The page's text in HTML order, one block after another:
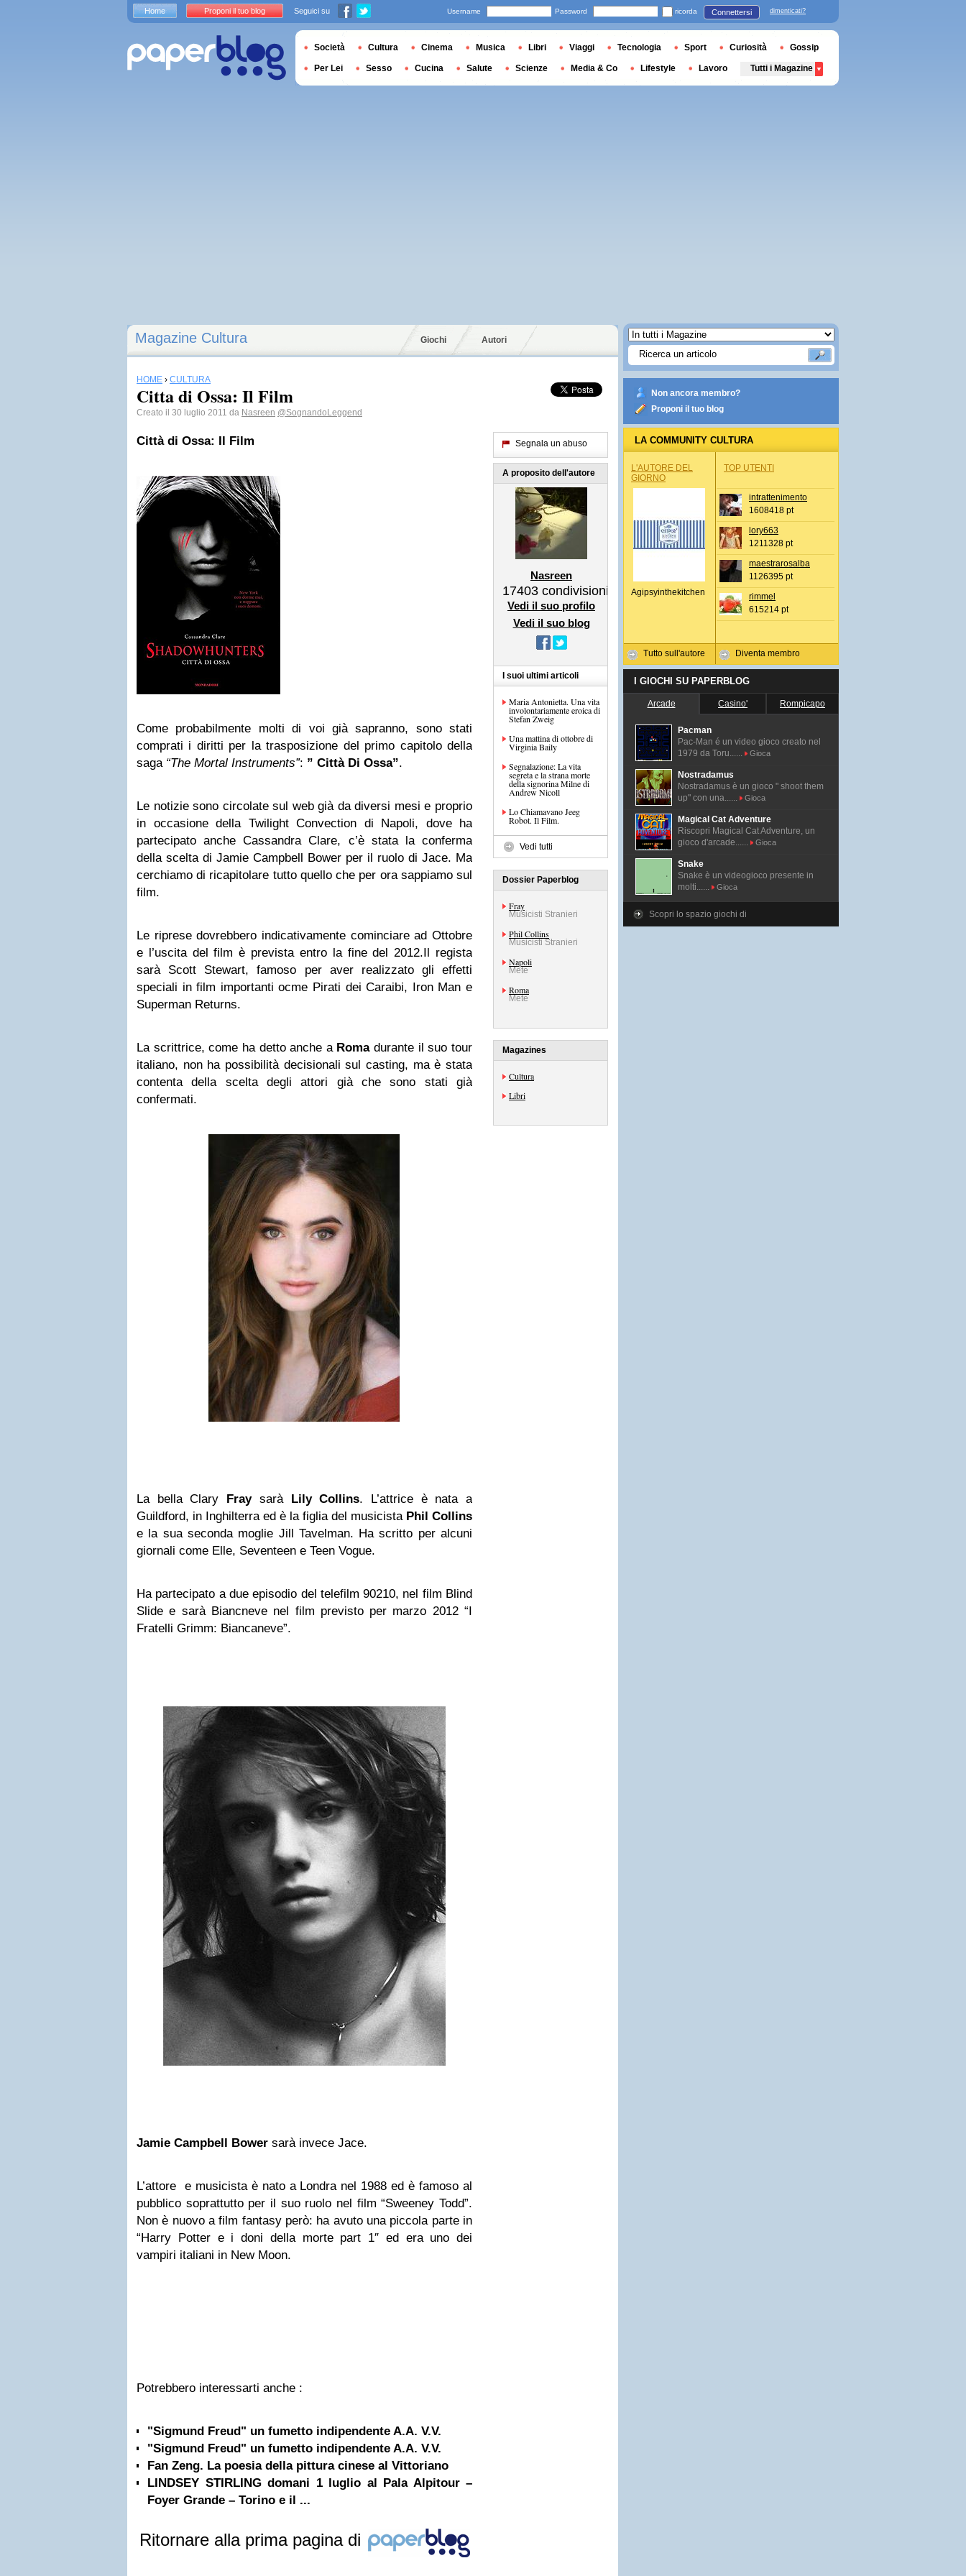
Magazine Cultura Giochi Autori
HOME › CULTURA
Citta di Ossa: Il Film
Creato il 30 luglio 2011 da Nasreen @SognandoLeggend
Città di Ossa: Il Film
Come probabilmente molti di voi già sapranno, sono stati
comprati i diritti per la trasposizione del primo capitolo della
saga “The Mortal Instruments”: ” Città Di Ossa”.
Le notizie sono circolate sul web già da diversi mesi e proprio
in occasione della Twilight Convection di Napoli, dove ha
partecipato anche Cassandra Clare, c’è stata la conferma
della scelta di Jamie Campbell Bower per il ruolo di Jace. Ma
cerchiamo di ricapitolare tutto quello che per ora sappiamo sul
film.
Le riprese dovrebbero indicativamente cominciare ad Ottobre
e l’uscita del film è prevista entro la fine del 2012.Il regista
sarà Scott Stewart, famoso per aver realizzato gli effetti
speciali in film importanti ocme Pirati dei Caraibi, Iron Man e
Superman Returns.
La scrittrice, come ha detto anche a Romadurante il suo tour
italiano, non ha possibilità decisionali sul casting, ma è stata
contenta della scelta degli attori già che sono stati già
confermati.
La bella Clary Fraysarà Lily Collins. L’attrice è nata a
Guildford, in Inghilterra ed è la figlia del musicista Phil Collins
e la sua seconda moglie Jill Tavelman. Ha scritto per alcuni
giornali come Elle, Seventeen e Teen Vogue.
Ha partecipato a due episodio del telefilm 90210, nel film Blind
Slide e sarà Biancneve nel film previsto per marzo 2012 “I
Fratelli Grimm: Biancaneve”.
Jamie Campbell Bower sarà invece Jace.
L’attore e musicista è nato a Londra nel 1988 ed è famoso al
pubblico soprattutto per il suo ruolo nel film “Sweeney Todd”.
Non è nuovo a film fantasy però: ha avuto una piccola parte in
“Harry Potter e i doni della morte part 1″ ed era uno dei
vampiri italiani in New Moon.
Potrebbero interessarti anche :
"Sigmund Freud" un fumetto indipendente A.A. V.V.
"Sigmund Freud" un fumetto indipendente A.A. V.V.
Fan Zeng. La poesia della pittura cinese al Vittoriano
LINDSEY STIRLING domani 1 luglio al Pala Alpitour –
Foyer Grande – Torino e il ...
Ritornare alla prima pagina di
Segnala un abuso
A proposito dell'autore
Nasreen
17403 condivisioni
Vedi il suo profilo
Vedi il suo blog
I suoi ultimi articoli
Maria Antonietta. Una vita
involontariamente eroica di
Stefan Zweig
Una mattina di ottobre di
Virginia Baily
Segnalazione: La vita
segreta e la strana morte
della signorina Milne di
Andrew Nicoll
Lo Chiamavano Jeeg
Robot. Il Film.
Vedi tutti
Dossier Paperblog
Fray
Musicisti Stranieri
Phil Collins
Musicisti Stranieri
Napoli
Mete
Roma
Mete
Magazines
Cultura
Libri
Non ancora membro?
Proponi il tuo blog
LA COMMUNITY CULTURA
L'AUTORE DEL
GIORNO
Agipsyinthekitchen
Tutto sull'autore
TOP UTENTI
intrattenimento
1608418 pt
lory663
1211328 pt
maestrarosalba
1126395 pt
rimmel
615214 pt
Diventa membro
I GIOCHI SU PAPERBLOG
Arcade Casino' Rompicapo
Pacman
Pac-Man é un video gioco creato nel
1979 da Toru......
Gioca
Nostradamus
Nostradamus è un gioco " shoot them
up" con una......
Gioca
Magical Cat Adventure
Riscopri Magical Cat Adventure, un
gioco d'arcade......
Gioca
Snake
Snake è un videogioco presente in
molti......
Gioca
Scopri lo spazio giochi di
Home Proponi il tuo blog Seguici su Username Password ricorda Connettersi dimenticati?
Società Cultura Cinema Musica Libri Viaggi Tecnologia Sport Curiosità Gossip
Per Lei Sesso Cucina Salute Scienze Media & Co Lifestyle Lavoro Tutti i Magazine